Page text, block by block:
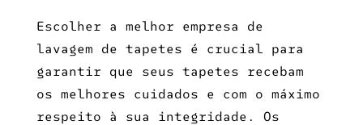
Escolher a melhor empresa de
lavagem de tapetes é crucial para
garantir que seus tapetes recebam
os melhores cuidados e com o máximo
respeito à sua integridade. Os